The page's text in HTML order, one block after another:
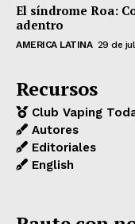
El síndrome Roa:
adentro
AMERICA LATINA 29 de
Recursos
Club Vaping
Autores
Editoriales
English